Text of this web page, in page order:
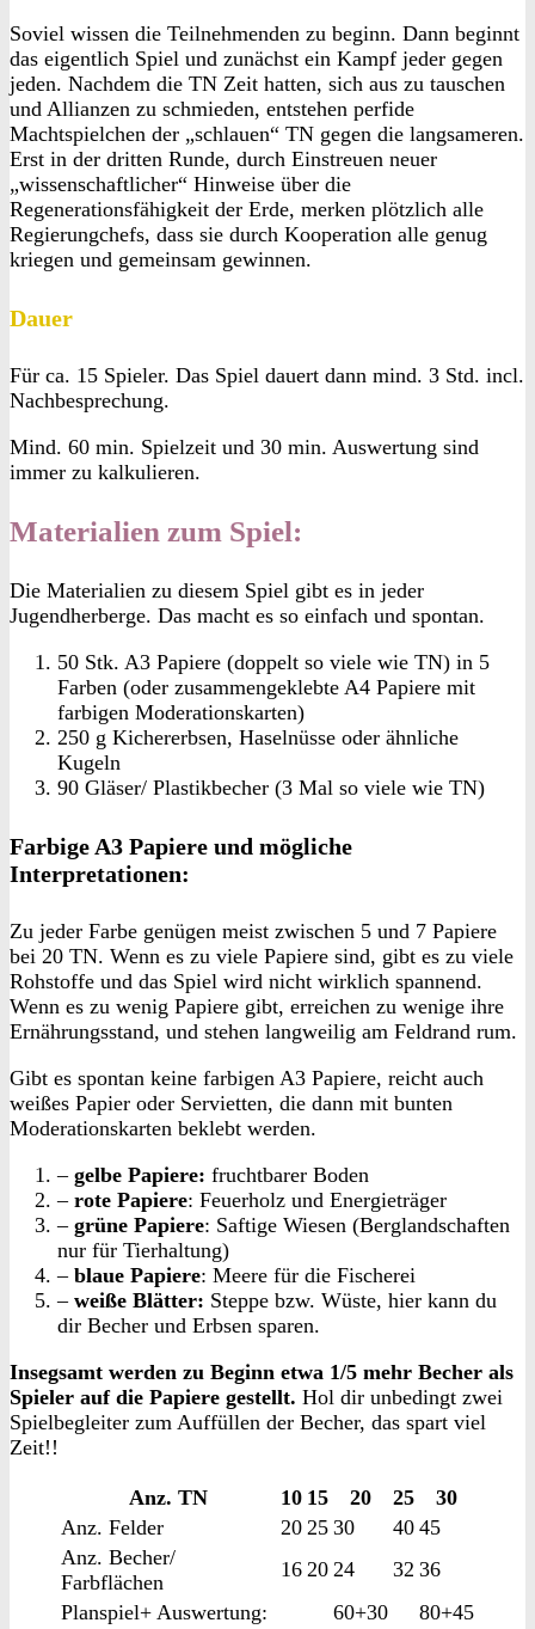
Soviel wissen die Teilnehmenden zu beginn. Dann beginnt
das eigentlich Spiel und zunächst ein Kampf jeder gegen
jeden. Nachdem die TN Zeit hatten, sich aus zu tauschen
und Allianzen zu schmieden, entstehen perfide
Machtspielchen der „schlauen“ TN gegen die langsameren.
Erst in der dritten Runde, durch Einstreuen neuer
„wissenschaftlicher“ Hinweise über die
Regenerationsfähigkeit der Erde, merken plötzlich alle
Regierungchefs, dass sie durch Kooperation alle genug
kriegen und gemeinsam gewinnen.
Dauer
Für ca. 15 Spieler. Das Spiel dauert dann mind. 3 Std. incl.
Nachbesprechung.
Mind. 60 min. Spielzeit und 30 min. Auswertung sind
immer zu kalkulieren.
Materialien zum Spiel:
Die Materialien zu diesem Spiel gibt es in jeder
Jugendherberge. Das macht es so einfach und spontan.
50 Stk. A3 Papiere (doppelt so viele wie TN) in 5
Farben (oder zusammengeklebte A4 Papiere mit
farbigen Moderationskarten)
250 g Kichererbsen, Haselnüsse oder ähnliche
Kugeln
90 Gläser/ Plastikbecher (3 Mal so viele wie TN)
Farbige A3 Papiere und mögliche
Interpretationen:
Zu jeder Farbe genügen meist zwischen 5 und 7 Papiere
bei 20 TN. Wenn es zu viele Papiere sind, gibt es zu viele
Rohstoffe und das Spiel wird nicht wirklich spannend.
Wenn es zu wenig Papiere gibt, erreichen zu wenige ihre
Ernährungsstand, und stehen langweilig am Feldrand rum.
Gibt es spontan keine farbigen A3 Papiere, reicht auch
weißes Papier oder Servietten, die dann mit bunten
Moderationskarten beklebt werden.
– gelbe Papiere: fruchtbarer Boden
– rote Papiere: Feuerholz und Energieträger
– grüne Papiere: Saftige Wiesen (Berglandschaften
nur für Tierhaltung)
– blaue Papiere: Meere für die Fischerei
– weiße Blätter: Steppe bzw. Wüste, hier kann du
dir Becher und Erbsen sparen.
Insegsamt werden zu Beginn etwa 1/5 mehr Becher als
Spieler auf die Papiere gestellt. Hol dir unbedingt zwei
Spielbegleiter zum Auffüllen der Becher, das spart viel
Zeit!!
Anz. TN 10 15 20 25
30
Anz. Felder
20 25 30 40 45
Anz. Becher/
Farbflächen
16 20 24 32 36
Planspiel+ Auswertung:
60+30 80+45